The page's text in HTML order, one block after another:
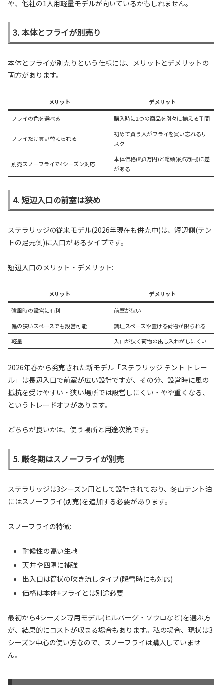
や、他社の1人用軽量モデルが向いているかもしれません。
3. 本体とフライが別売り
本体とフライが別売りという仕様には、メリットとデメリットの
両方があります。
メリット デメリット
フライの色を選べる 購入時に2つの商品を別々に揃える手間
フライだけ買い替えられる
初めて買う人がフライを買い忘れるリ
スク
別売スノーフライで4シーズン対応
本体価格(約3万円)と総額(約5万円)に差
がある
4. 短辺入口の前室は狭め
ステラリッジの従来モデル(2026年現在も併売中)は、短辺側(テン
トの足元側)に入口があるタイプです。
短辺入口のメリット・デメリット:
メリット デメリット
強風時の設営に有利
前室が狭い
幅の狭いスペースでも設営可能
調理スペースや置ける荷物が限られる
軽量
入口が狭く荷物の出し入れがしにくい
2026年春から発売された新モデル「ステラリッジ テント トレー
ル」は長辺入口で前室が広い設計ですが、その分、設営時に風の
抵抗を受けやすい・狭い場所では設営しにくい・やや重くなる、
というトレードオフがあります。
どちらが良いかは、使う場所と用途次第です。
5. 厳冬期はスノーフライが別売
ステラリッジは3シーズン用として設計されており、冬山テント泊
にはスノーフライ(別売)を追加する必要があります。
スノーフライの特徴:
耐候性の高い生地
天井や四隅に補強
出入口は筒状の吹き流しタイプ(降雪時にも対応)
価格は本体+フライとは別途必要
最初から4シーズン専用モデル(ヒルバーグ・ソウロなど)を選ぶ方
が、結果的にコストが収まる場合もあります。私の場合、現状は3
シーズン中心の使い方なので、スノーフライは購入していませ
ん。